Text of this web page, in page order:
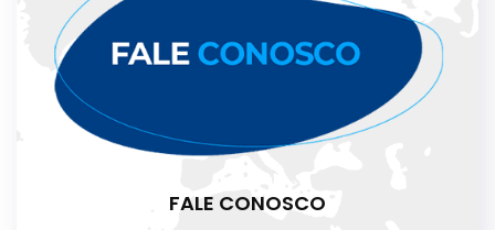
FALE CONOSCO